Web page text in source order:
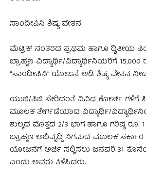
ಸಾಂದೀಪಿನಿ ಶಿಷ್ಯ ವೇತನ:
ಮೆಟ್ರಿಕ್ ನಂತರದ ಪ್ರಥಮ ಹಾಗೂ ದ್ವಿತೀಯ
ಬ್ರಾಹ್ಮಣ ವಿದ್ಯಾರ್ಥಿ/ವಿದ್ಯಾರ್ಥಿನಿಯರಿಗೆ
“ಸಾಂದೀಪಿನಿ” ಯೋಜನೆ ಅಡಿ ಶಿಷ್ಯ ವೇತನ
ಯುಜಿ/ಪಿಜಿ ಸೇರಿದಂತೆ ವಿವಿಧ ಕೋರ್ಸ್ ಗಳಿಗೆ
ಮೂಲಕ ತೇರ್ಗಡೆಯಾದ ವಿದ್ಯಾರ್ಥಿ/
ಶುಲ್ಕದ ಮೊತ್ತದ 2/3 ಭಾಗ ಹಾಗೂ ಗರಿಷ್ಠ ರೂ.
ಬ್ರಾಹ್ಮಣ ಅಭಿವೃದ್ಧಿ ನಿಗಮದ ಮೂಲಕ
ಯೋಜನೆಗೆ ಅರ್ಜಿ ಸಲ್ಲಿಸಲು ಜನವರಿ.31
ಎಂದು ಅವರು ತಿಳಿಸಿದರು.